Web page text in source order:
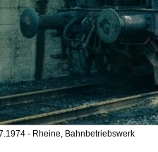
- Rheine, Bahnbetriebswerk